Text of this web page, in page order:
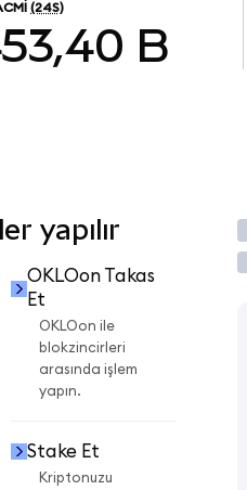
(24S)
B
yapılır
OKLOon Takas
Et
OKLOon ile
blokzincirleri
arasında işlem
yapın.
Stake Et
Kriptonuzu